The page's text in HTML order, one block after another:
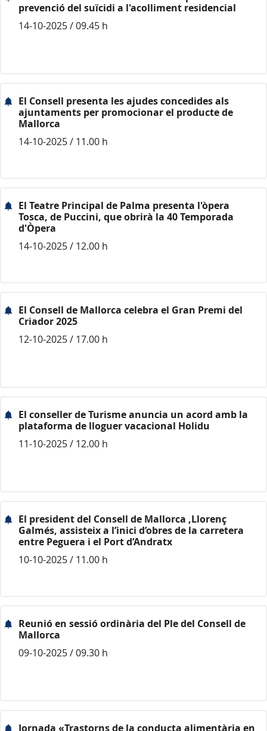
prevenció del suïcidi a l'acolliment residencial
14-10-2025 / 09.45 h
El Consell presenta les ajudes concedides als
ajuntaments per promocionar el producte de
Mallorca
14-10-2025 / 11.00 h
El Teatre Principal de Palma presenta l'òpera
Tosca, de Puccini, que obrirà la 40 Temporada
d'Òpera
14-10-2025 / 12.00 h
El Consell de Mallorca celebra el Gran Premi del
Criador 2025
12-10-2025 / 17.00 h
El conseller de Turisme anuncia un acord amb la
plataforma de lloguer vacacional Holidu
11-10-2025 / 12.00 h
El president del Consell de Mallorca ,Llorenç
Galmés, assisteix a l’inici d’obres de la carretera
entre Peguera i el Port d’Andratx
10-10-2025 / 11.00 h
Reunió en sessió ordinària del Ple del Consell de
Mallorca
09-10-2025 / 09.30 h
Jornada «Trastorns de la conducta alimentària en